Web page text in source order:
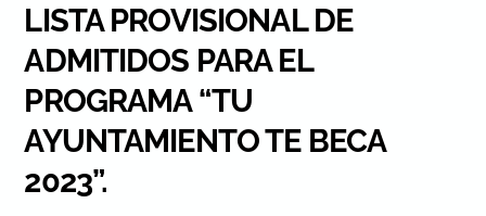
LISTA PROVISIONAL DE
ADMITIDOS PARA EL
PROGRAMA “TU
AYUNTAMIENTO TE BECA
2023”.